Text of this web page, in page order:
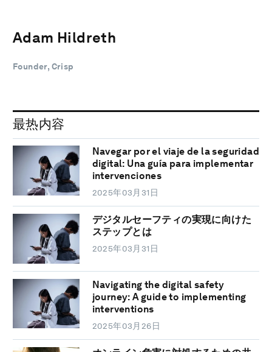
Adam Hildreth
Founder, Crisp
最热内容
Navegar por el viaje de la seguridad
digital: Una guía para implementar
intervenciones
2025年03月31日
デジタルセーフティの実現に向けた
ステップとは
2025年03月31日
Navigating the digital safety
journey: A guide to implementing
interventions
2025年03月26日